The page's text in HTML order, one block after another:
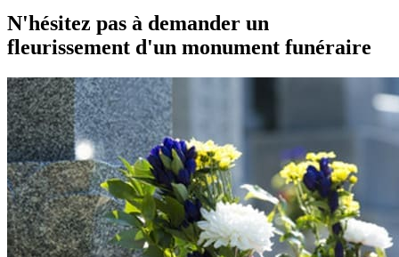
N'hésitez pas à demander un
fleurissement d'un monument funéraire